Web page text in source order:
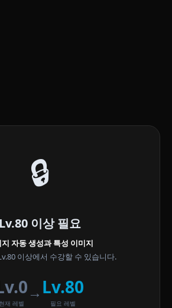
🔒
Lv.80 이상 필요
지 자동 생성과 특성 이미지
이상에서 수강할 수 있습니다.
현재 레벨
→ Lv.80
필요 레벨